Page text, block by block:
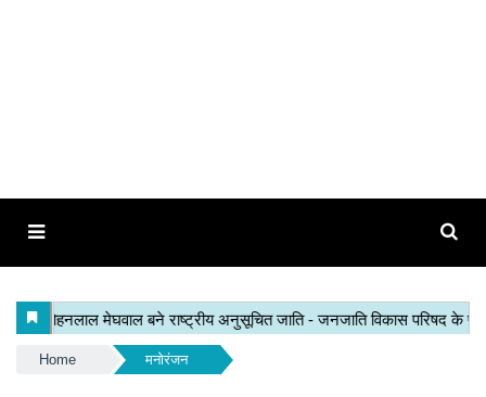
Home मनोरंजन